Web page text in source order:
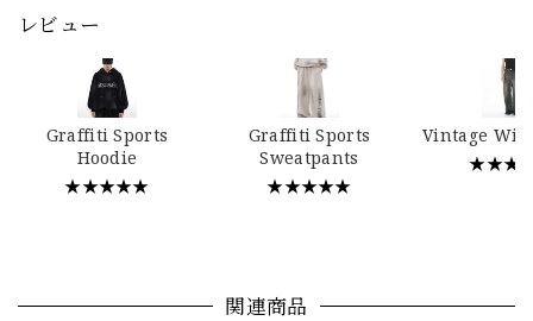
レビュー
Graffiti Sports
Hoodie
★★★★★
Graffiti Sports
Sweatpants
★★★★★
Vintage
関連商品